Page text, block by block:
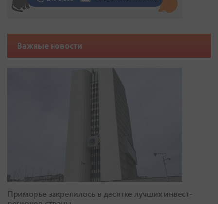
Важные новости
Приморье закрепилось в десятке лучших инвест-